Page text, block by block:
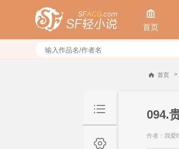

首页
首页 >
094.
作者：我爱